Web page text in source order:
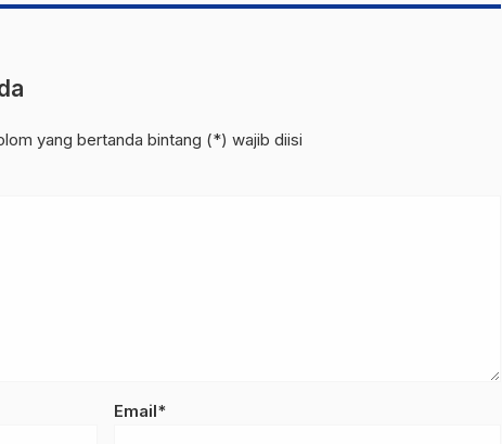
yang bertanda bintang (*) wajib diisi
Email*